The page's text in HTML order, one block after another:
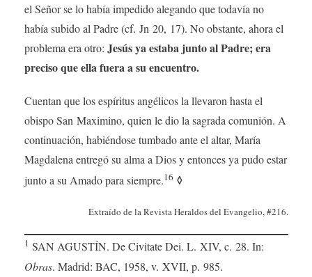
el Señor se lo había impedido alegando que todavía no
había subido al Padre (cf. Jn 20, 17). No obstante, ahora el
problema era otro: Jesús ya estaba junto al Padre; era
preciso que ella fuera a su encuentro.
Cuentan que los espíritus angélicos la llevaron hasta el
obispo San Maximino, quien le dio la sagrada comunión. A
continuación, habiéndose tumbado ante el altar, María
Magdalena entregó su alma a Dios y entonces ya pudo estar
junto a su Amado para siempre.16 ◊
Extraído de la Revista Heraldos del Evangelio, #216.
1 SAN AGUSTÍN. De Civitate Dei. L. XIV, c. 28. In:
Obras. Madrid: BAC, 1958, v. XVII, p. 985.